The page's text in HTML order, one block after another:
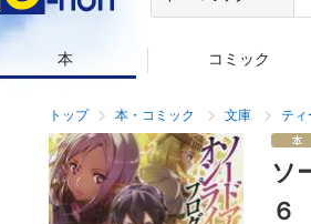
本 コミック
トップ 本・コミック 文庫 ティ
ソ
６